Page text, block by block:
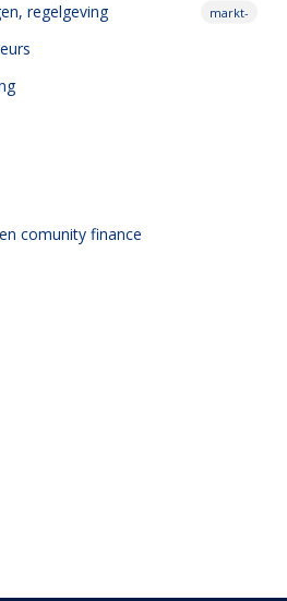
markt-
regelgeving
comunity finance